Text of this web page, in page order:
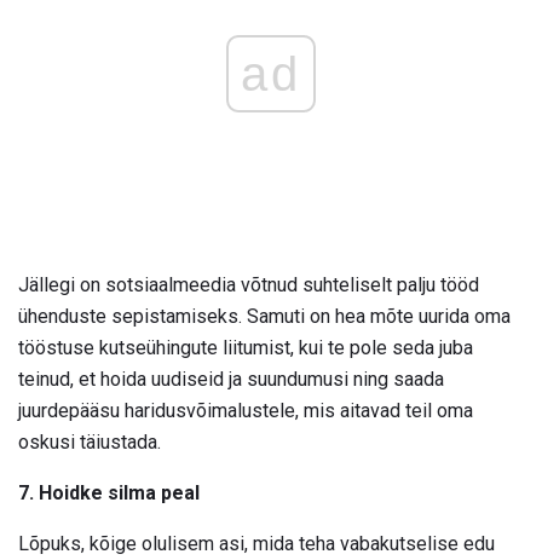
ad
Jällegi on sotsiaalmeedia võtnud suhteliselt palju tööd
ühenduste sepistamiseks. Samuti on hea mõte uurida oma
tööstuse kutseühingute liitumist, kui te pole seda juba
teinud, et hoida uudiseid ja suundumusi ning saada
juurdepääsu haridusvõimalustele, mis aitavad teil oma
oskusi täiustada.
7. Hoidke silma peal
Lõpuks, kõige olulisem asi, mida teha vabakutselise edu